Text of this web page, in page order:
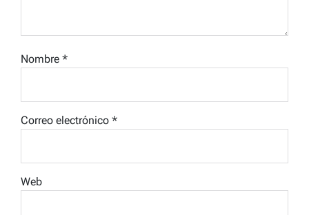
Nombre *
Correo electrónico *
Web